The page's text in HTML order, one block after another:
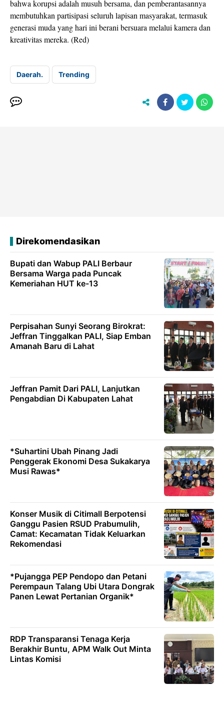
bahwa korupsi adalah musuh bersama, dan pemberantasannya
membutuhkan partisipasi seluruh lapisan masyarakat, termasuk
generasi muda yang hari ini berani bersuara melalui kamera dan
kreativitas mereka. (Red)
Daerah. Trending
Direkomendasikan
Bupati dan Wabup PALI Berbaur
Bersama Warga pada Puncak
Kemeriahan HUT ke-13
Perpisahan Sunyi Seorang Birokrat:
Jeffran Tinggalkan PALI, Siap Emban
Amanah Baru di Lahat
Jeffran Pamit Dari PALI, Lanjutkan
Pengabdian Di Kabupaten Lahat
*Suhartini Ubah Pinang Jadi
Penggerak Ekonomi Desa Sukakarya
Musi Rawas*
Konser Musik di Citimall Berpotensi
Ganggu Pasien RSUD Prabumulih,
Camat: Kecamatan Tidak Keluarkan
Rekomendasi
*Pujangga PEP Pendopo dan Petani
Perempaun Talang Ubi Utara Dongrak
Panen Lewat Pertanian Organik* ‎
RDP Transparansi Tenaga Kerja
Berakhir Buntu, APM Walk Out Minta
Lintas Komisi